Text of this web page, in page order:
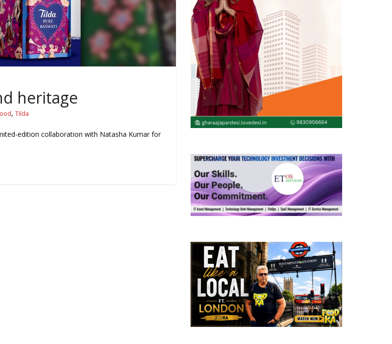
heritage
, Tilda
edition collaboration with Natasha Kumar for